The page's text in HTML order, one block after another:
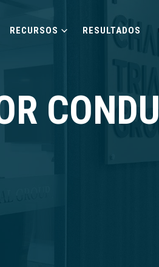
RECURSOS RESULTADOS